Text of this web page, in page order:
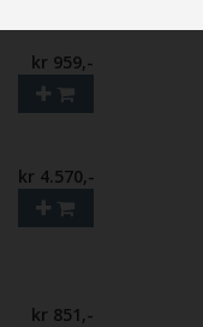
kr 959,-
kr 4.570,-
kr 851,-